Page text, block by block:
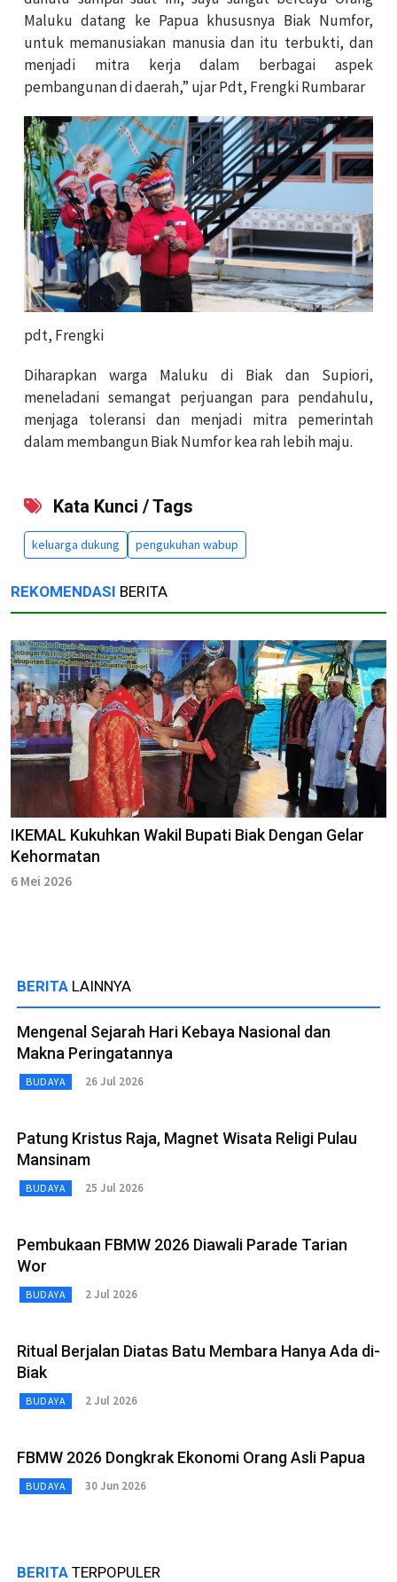
Maluku datang ke Papua khususnya Biak Numfor,
untuk memanusiakan manusia dan itu terbukti, dan
menjadi mitra kerja dalam berbagai aspek
pembangunan di daerah,” ujar Pdt, Frengki Rumbarar
pdt, Frengki
Diharapkan warga Maluku di Biak dan Supiori,
meneladani semangat perjuangan para pendahulu,
menjaga toleransi dan menjadi mitra pemerintah
dalam membangun Biak Numfor kea rah lebih maju.
Kata Kunci / Tags
keluarga dukung pengukuhan wabup
REKOMENDASI BERITA
IKEMAL Kukuhkan Wakil Bupati Biak Dengan Gelar
Kehormatan
6 Mei 2026
BERITA LAINNYA
Mengenal Sejarah Hari Kebaya Nasional dan
Makna Peringatannya
BUDAYA 26 Jul 2026
Patung Kristus Raja, Magnet Wisata Religi Pulau
Mansinam
BUDAYA 25 Jul 2026
Pembukaan FBMW 2026 Diawali Parade Tarian
Wor
BUDAYA 2 Jul 2026
Ritual Berjalan Diatas Batu Membara Hanya Ada di-
Biak
BUDAYA 2 Jul 2026
FBMW 2026 Dongkrak Ekonomi Orang Asli Papua
BUDAYA 30 Jun 2026
BERITA TERPOPULER